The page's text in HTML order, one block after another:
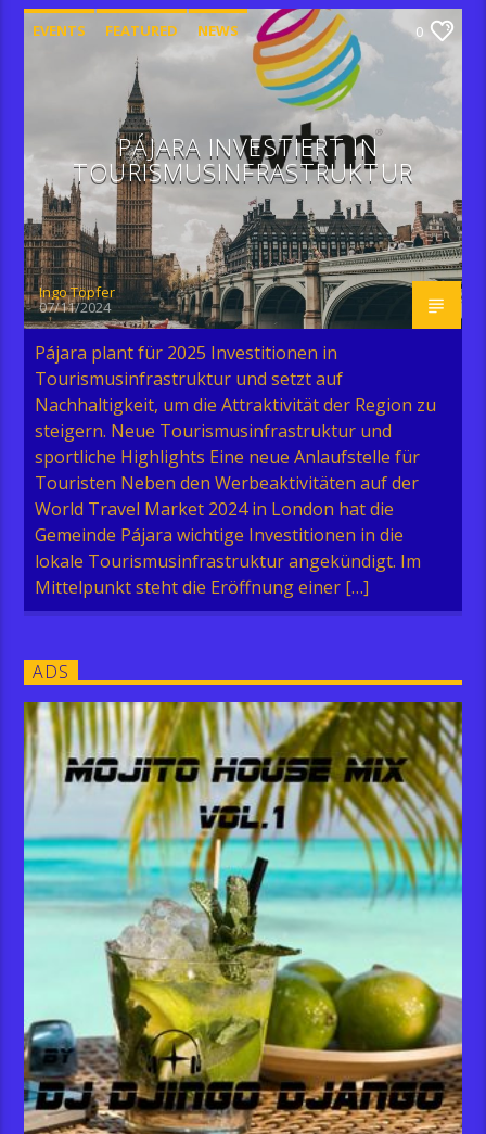
EVENTS FEATURED
NEWS
POST FORMAT
0
PÁJARA INVESTIERT IN
TOURISMUSINFRASTRUKTUR
Ingo Töpfer
07/11/2024
Pájara plant für 2025 Investitionen in
Tourismusinfrastruktur und setzt auf
Nachhaltigkeit, um die Attraktivität der Region zu
steigern. Neue Tourismusinfrastruktur und
sportliche Highlights Eine neue Anlaufstelle für
Touristen Neben den Werbeaktivitäten auf der
World Travel Market 2024 in London hat die
Gemeinde Pájara wichtige Investitionen in die
lokale Tourismusinfrastruktur angekündigt. Im
Mittelpunkt steht die Eröffnung einer […]
ADS